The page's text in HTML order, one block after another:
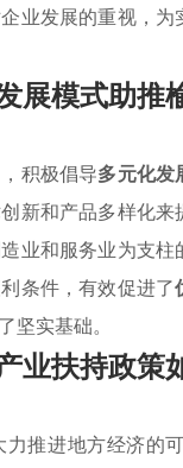
业发展的重视，
展模式助推
积极倡导多元化发
新和产品多样化
业和服务业为支
条件，有效促进了
坚实基础。
业扶持政策
力推进地方经济的